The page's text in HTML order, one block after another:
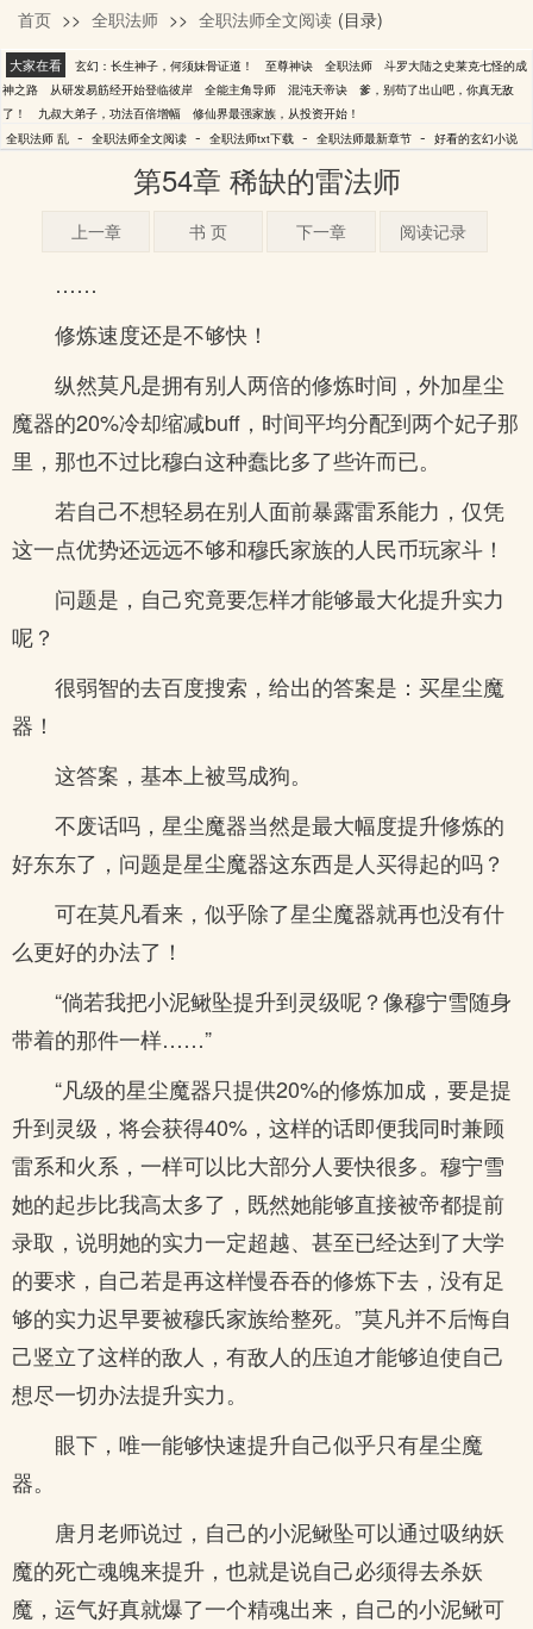
乱
首页 >> 全职法师 >> 全职法师全文阅读 (目录)
大家在看 玄幻：长生神子，何须妹骨证道！ 至尊神诀 全职法师
斗罗大陆之史莱克七怪的成
神之路
从研发易筋经开始登临彼岸 全能主角导师 混沌天帝诀
爹，别苟了出山吧，你真无敌
了！
九叔大弟子，功法百倍增幅
修仙界最强家族，从投资开始！
全职法师 乱 - 全职法师全文阅读 - 全职法师txt下载 - 全职法师最新章节 - 好看的玄幻小说
第54章 稀缺的雷法师
上一章 书 页 下一章 阅读记录
……
修炼速度还是不够快！
纵然莫凡是拥有别人两倍的修炼时间，外加星尘
魔器的20%冷却缩减buff，时间平均分配到两个妃子那
里，那也不过比穆白这种蠢比多了些许而已。
若自己不想轻易在别人面前暴露雷系能力，仅凭
这一点优势还远远不够和穆氏家族的人民币玩家斗！
问题是，自己究竟要怎样才能够最大化提升实力
呢？
很弱智的去百度搜索，给出的答案是：买星尘魔
器！
这答案，基本上被骂成狗。
不废话吗，星尘魔器当然是最大幅度提升修炼的
好东东了，问题是星尘魔器这东西是人买得起的吗？
可在莫凡看来，似乎除了星尘魔器就再也没有什
么更好的办法了！
“倘若我把小泥鳅坠提升到灵级呢？像穆宁雪随身
带着的那件一样……”
“凡级的星尘魔器只提供20%的修炼加成，要是提
升到灵级，将会获得40%，这样的话即便我同时兼顾
雷系和火系，一样可以比大部分人要快很多。穆宁雪
她的起步比我高太多了，既然她能够直接被帝都提前
录取，说明她的实力一定超越、甚至已经达到了大学
的要求，自己若是再这样慢吞吞的修炼下去，没有足
够的实力迟早要被穆氏家族给整死。”莫凡并不后悔自
己竖立了这样的敌人，有敌人的压迫才能够迫使自己
想尽一切办法提升实力。
眼下，唯一能够快速提升自己似乎只有星尘魔
器。
唐月老师说过，自己的小泥鳅坠可以通过吸纳妖
魔的死亡魂魄来提升，也就是说自己必须得去杀妖
魔，运气好真就爆了一个精魂出来，自己的小泥鳅可